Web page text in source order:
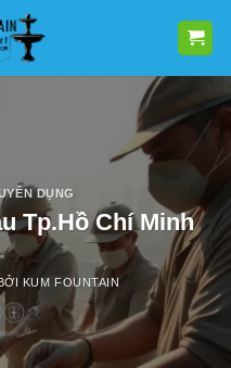
DỤNG
Tp.Hồ Chí Minh
KUM FOUNTAIN